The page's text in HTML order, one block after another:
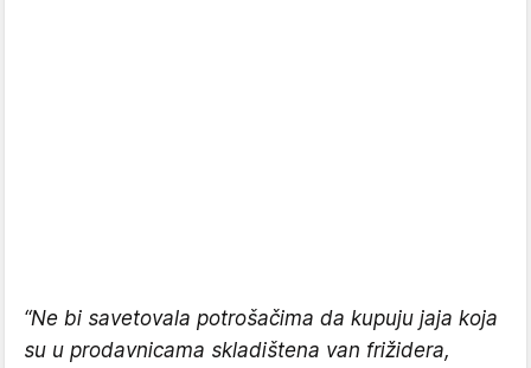
“Ne bi savetovala potrošačima da kupuju jaja koja
su u prodavnicama skladištena van frižidera,